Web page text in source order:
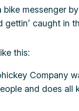
bike messenger
gettin’ caught in
this:
Company
and does all